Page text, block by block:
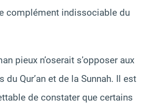
complément indissociable du
pieux n’oserait s’opposer aux
du Qur’an et de la Sunnah. Il est
de constater que certains